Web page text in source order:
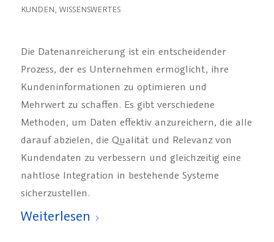
KUNDEN, WISSENSWERTES
Die Datenanreicherung ist ein entscheidender
Prozess, der es Unternehmen ermöglicht, ihre
Kundeninformationen zu optimieren und
Mehrwert zu schaffen. Es gibt verschiedene
Methoden, um Daten effektiv anzureichern, die alle
darauf abzielen, die Qualität und Relevanz von
Kundendaten zu verbessern und gleichzeitig eine
nahtlose Integration in bestehende Systeme
sicherzustellen.
Weiterlesen